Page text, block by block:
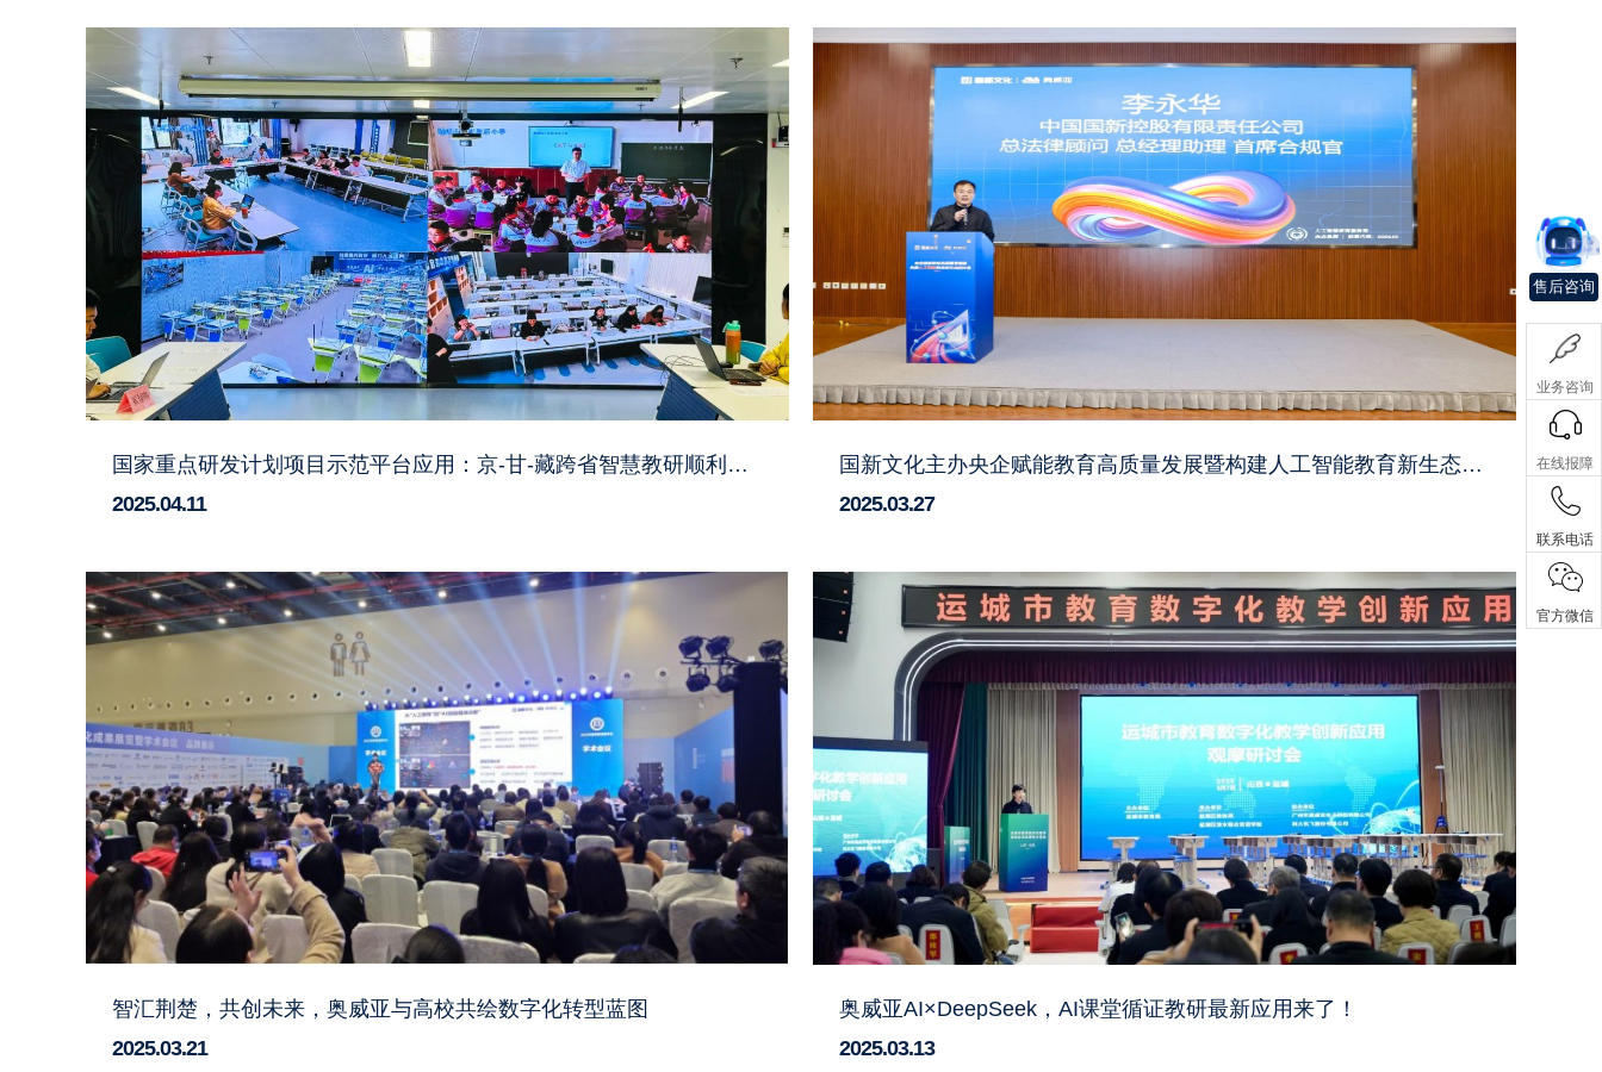
国家重点研发计划项目示范平台应用：京-甘-藏跨省智慧教研顺利开展
2025.04.11
国新文化主办央企赋能教育高质量发展暨构建人工智能教育新生态研讨会
2025.03.27
智汇荆楚，共创未来，奥威亚与高校共绘数字化转型蓝图
2025.03.21
奥威亚AI×DeepSeek，AI课堂循证教研最新应用来了！
2025.03.13
售后咨询
业务咨询
在线报障
联系电话
官方微信